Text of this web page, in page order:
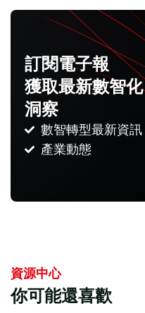
訂閱電子報
獲取最新數智化
洞察
數智轉型最新資訊
產業動態
資源中心
你可能還喜歡